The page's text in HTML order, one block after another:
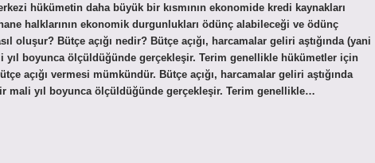
hükümetin daha büyük bir kısmının ekonomide kredi kaynakları
halklarının ekonomik durgunlukları ödünç alabileceği ve ödünç
oluşur? Bütçe açığı nedir? Bütçe açığı, harcamalar geliri aştığında (yani
boyunca ölçüldüğünde gerçekleşir. Terim genellikle hükümetler için
açığı vermesi mümkündür. Bütçe açığı, harcamalar geliri aştığında
mali yıl boyunca ölçüldüğünde gerçekleşir. Terim genellikle…